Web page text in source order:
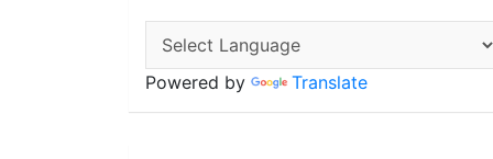
Powered by Translate